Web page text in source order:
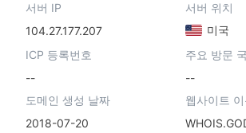
서버 IP
104.27.177.207
서버 위치
미국
ICP 등록번호
--
주요 방문
--
도메인 생성 날짜
2018-07-20
웹사이트